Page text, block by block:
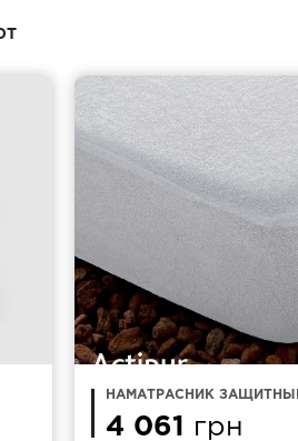
НАМАТРАСНИК
МАХРА
4 061 грн